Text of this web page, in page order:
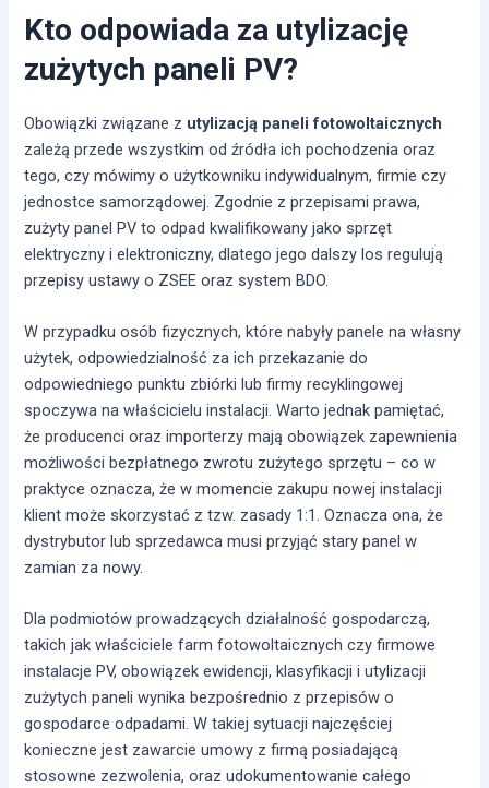
Kto odpowiada za utylizację
zużytych paneli PV?
Obowiązki związane z utylizacją paneli fotowoltaicznych
zależą przede wszystkim od źródła ich pochodzenia oraz
tego, czy mówimy o użytkowniku indywidualnym, firmie czy
jednostce samorządowej. Zgodnie z przepisami prawa,
zużyty panel PV to odpad kwalifikowany jako sprzęt
elektryczny i elektroniczny, dlatego jego dalszy los regulują
przepisy ustawy o ZSEE oraz system BDO.
W przypadku osób fizycznych, które nabyły panele na własny
użytek, odpowiedzialność za ich przekazanie do
odpowiedniego punktu zbiórki lub firmy recyklingowej
spoczywa na właścicielu instalacji. Warto jednak pamiętać,
że producenci oraz importerzy mają obowiązek zapewnienia
możliwości bezpłatnego zwrotu zużytego sprzętu – co w
praktyce oznacza, że w momencie zakupu nowej instalacji
klient może skorzystać z tzw. zasady 1:1. Oznacza ona, że
dystrybutor lub sprzedawca musi przyjąć stary panel w
zamian za nowy.
Dla podmiotów prowadzących działalność gospodarczą,
takich jak właściciele farm fotowoltaicznych czy firmowe
instalacje PV, obowiązek ewidencji, klasyfikacji i utylizacji
zużytych paneli wynika bezpośrednio z przepisów o
gospodarce odpadami. W takiej sytuacji najczęściej
konieczne jest zawarcie umowy z firmą posiadającą
stosowne zezwolenia, oraz udokumentowanie całego